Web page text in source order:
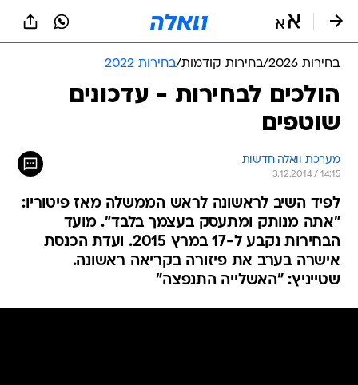
בחירות 2026 /בחירות קודמות/בחירות 2022
הולכים לבחירות - עדכונים
שוטפים
מערכת וואלה חדשות
3.12.2014 / 14:15
לפיד השיב לראשונה לראש הממשלה מאז פיטוריו:
"אתה מנותק ומתעסק בעצמך בלבד". מועד
הבחירות נקבע ל-17 במרץ 2015. ועדת הכנסת
אישרה בערב את פיזורה בקריאה ראשונה.
שטייניץ: "האשלייה התנפצה"